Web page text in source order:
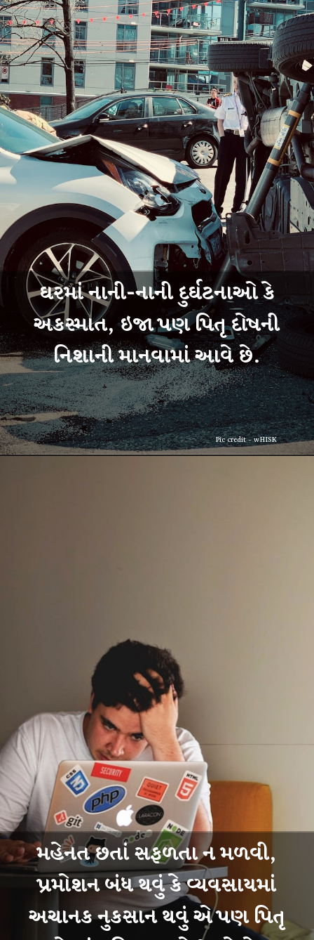
ઘરમાં નાની-નાની દુર્ઘટનાઓ કે
અકસ્માત, ઇજા પણ પિતૃ દોષની
નિશાની માનવામાં આવે છે.
Pic credit - wHISK
મહેનત છતાં સફળતા ન મળવી,
પ્રમોશન બંધ થવું કે વ્યવસાયમાં
અચાનક નુકસાન થવું એ પણ પિતૃ